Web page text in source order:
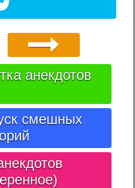
анекдотов
смешных